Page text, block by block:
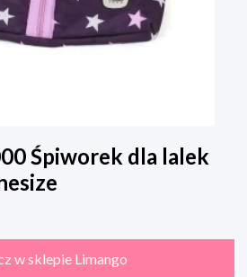
Śpiworek dla lalek
w sklepie Limango